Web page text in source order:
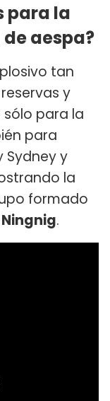
para la
aespa?
tan
y
para la
para
Sydney y
la
formado
Ningnig.